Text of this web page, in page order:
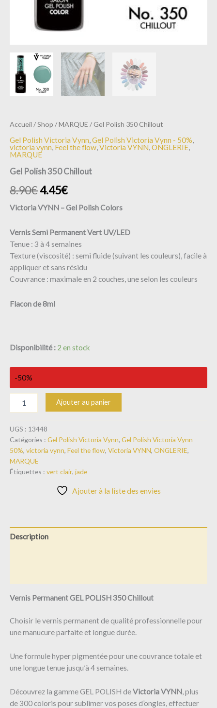
Accueil /Shop /MARQUE / Gel Polish 350 Chillout
Gel Polish Victoria Vynn,Gel Polish Victoria Vynn - 50%,
victoria vynn, Feel the flow,Victoria VYNN,ONGLERIE,
MARQUE
Gel Polish 350 Chillout
8.90€4.45€
VictoriaVYNN – Gel PolishColors
Vernis Semi Permanent Vert UV/LED
Tenue : 3 à 4 semaines
Texture (viscosité) : semi fluide (suivant les couleurs), facile à
appliquer et sans résidu
Couvrance : maximale en 2 couches, une selon les couleurs
Flaconde 8ml
Disponibilité : 2 en stock
-50%
Ajouter au panier
UGS : 13448
Catégories : Gel Polish Victoria Vynn, Gel Polish Victoria Vynn -
50%, victoria vynn, Feel the flow, Victoria VYNN, ONGLERIE,
MARQUE
Étiquettes : vert clair, jade
Ajouter à la liste des envies
Description
Vernis Permanent GEL POLISH 350 Chillout
Choisir le vernis permanent de qualité professionnelle pour
une manucure parfaite et longue durée.
Une formule hyper pigmentée pour une couvrance totale et
une longue tenue jusqu’à 4 semaines.
Découvrez la gamme GEL POLISH deVictoria VYNN, plus
de 300 coloris pour sublimer vos poses d’ongles, effectuer